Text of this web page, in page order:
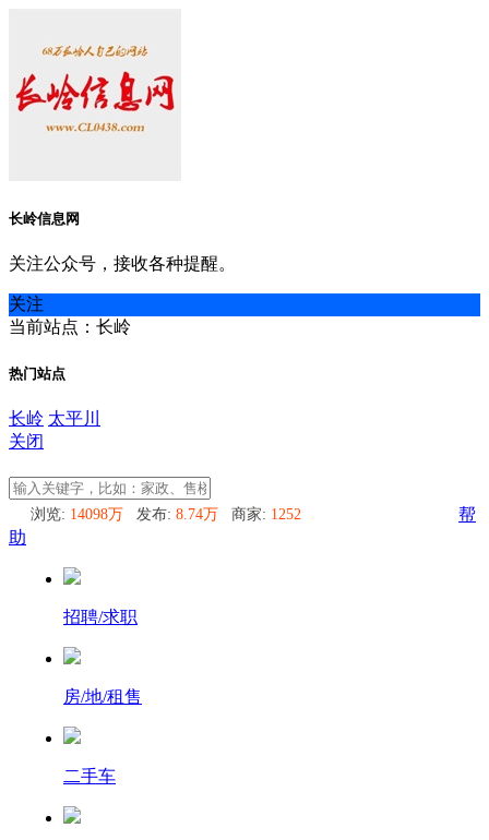
长岭信息网
关注公众号，接收各种提醒。
关注
当前站点：长岭
热门站点
长岭 太平川
关闭
浏览: 14098万 发布: 8.74万 商家: 1252
帮
助
招聘/求职
房/地/租售
二手车